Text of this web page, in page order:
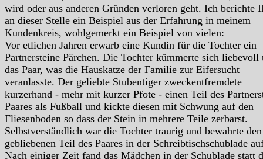
wird oder aus anderen Gründen verloren geht. Ich berichte
an dieser Stelle ein Beispiel aus der Erfahrung in meinem
Kundenkreis, wohlgemerkt ein Beispiel von vielen:
Vor etlichen Jahren erwarb eine Kundin für die Tochter ein
Partnersteine Pärchen. Die Tochter kümmerte sich liebevoll
das Paar, was die Hauskatze der Familie zur Eifersucht
veranlasste. Der geliebte Stubentiger zweckentfremdete
kurzerhand - mehr mit kurzer Pfote - einen Teil des
Paares als Fußball und kickte diesen mit Schwung auf den
Fliesenboden so dass der Stein in mehrere Teile zerbarst.
Selbstverständlich war die Tochter traurig und bewahrte
gebliebenen Teil des Paares in der Schreibtischschublade
Nach einiger Zeit fand das Mädchen in der Schublade statt